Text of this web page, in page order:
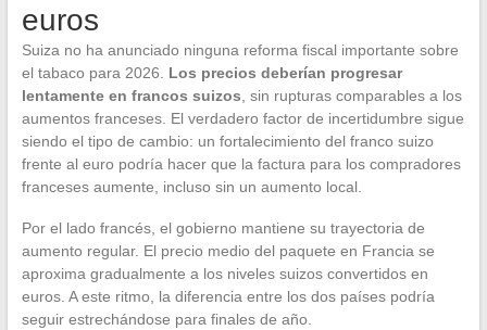
euros
Suiza no ha anunciado ninguna reforma fiscal importante sobre
el tabaco para 2026. Los precios deberían progresar
lentamente en francos suizos , sin rupturas comparables a los
aumentos franceses. El verdadero factor de incertidumbre sigue
siendo el tipo de cambio: un fortalecimiento del franco suizo
frente al euro podría hacer que la factura para los compradores
franceses aumente, incluso sin un aumento local.
Por el lado francés, el gobierno mantiene su trayectoria de
aumento regular. El precio medio del paquete en Francia se
aproxima gradualmente a los niveles suizos convertidos en
euros. A este ritmo, la diferencia entre los dos países podría
seguir estrechándose para finales de año.